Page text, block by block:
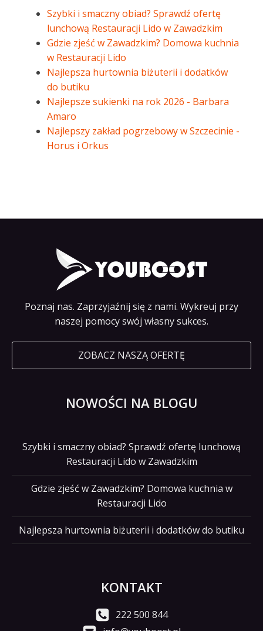
Szybki i smaczny obiad? Sprawdź ofertę
lunchową Restauracji Lido w Zawadzkim
Gdzie zjeść w Zawadzkim? Domowa kuchnia
w Restauracji Lido
Najlepsza hurtownia biżuterii i dodatków
do butiku
Najlepsze sukienki na rok 2026 - Barbara
Amaro
Najlepszy zakład pogrzebowy w Szczecinie -
Horus i Orkus
Poznaj nas. Zaprzyjaźnij się z nami. Wykreuj przy
naszej pomocy swój własny sukces.
ZOBACZ NASZĄ OFERTĘ
NOWOŚCI NA BLOGU
Szybki i smaczny obiad? Sprawdź ofertę lunchową
Restauracji Lido w Zawadzkim
Gdzie zjeść w Zawadzkim? Domowa kuchnia w
Restauracji Lido
Najlepsza hurtownia biżuterii i dodatków do butiku
KONTAKT
222 500 844